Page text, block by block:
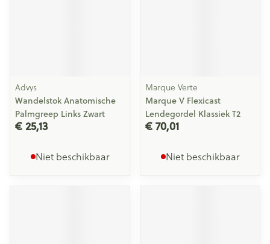
Advys
Wandelstok Anatomische
Palmgreep Links Zwart
€ 25,13
Niet beschikbaar
Marque Verte
Marque V Flexicast
Lendegordel Klassiek T2
€ 70,01
Niet beschikbaar